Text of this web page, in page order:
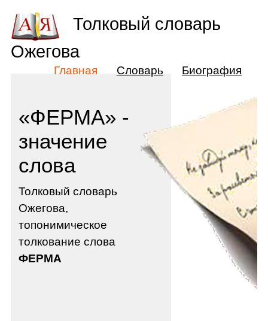
«ФЕРМА» -
значение
слова
Толковый словарь
Ожегова,
топонимическое
толкование слова
ФЕРМА
Толковый словарь
Ожегова
Главная Словарь Биография